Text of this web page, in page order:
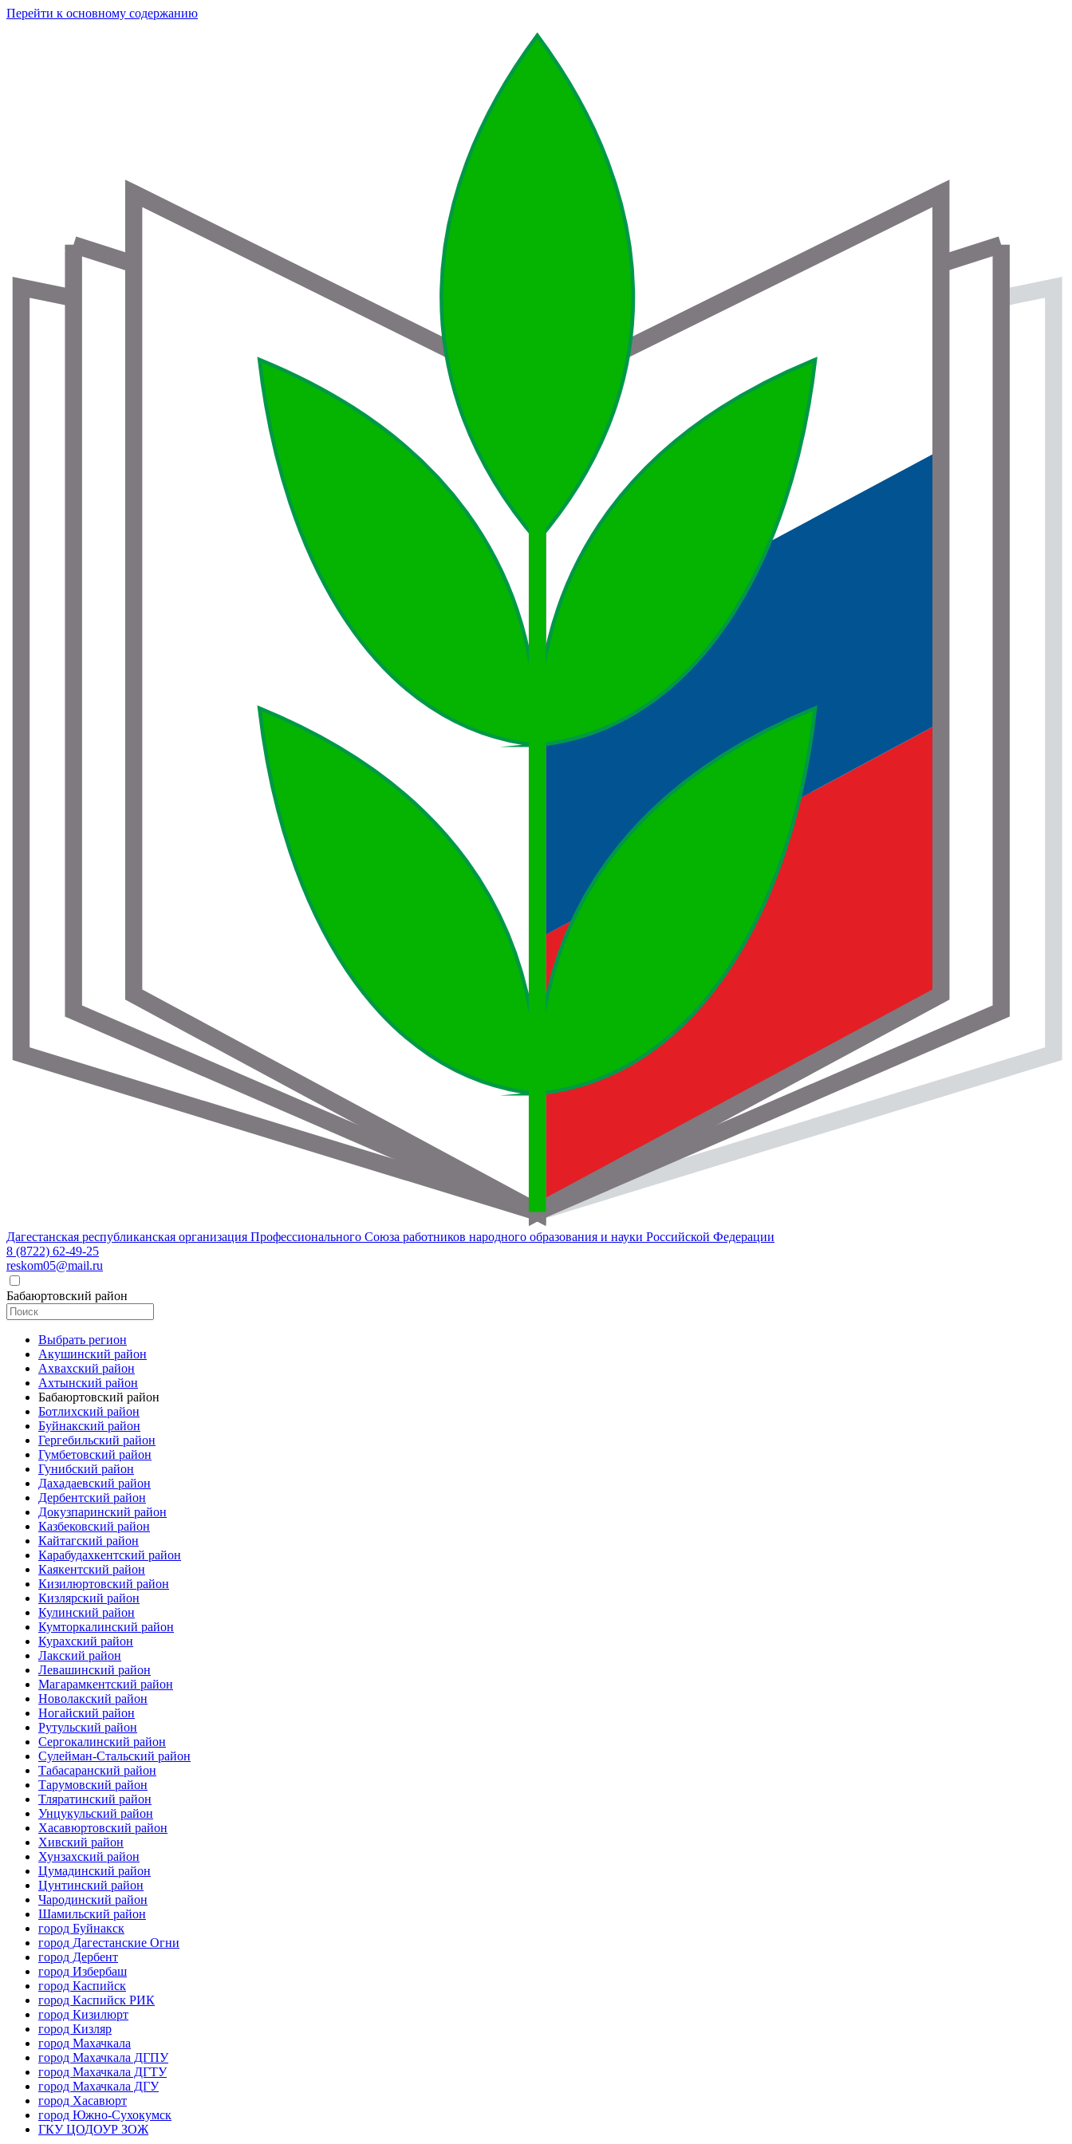
Перейти к основному содержанию
Дагестанская республиканская организация Профессионального Союза работников народного образования и науки Российской Федерации
8 (8722) 62-49-25
reskom05@mail.ru
Бабаюртовский район
Выбрать регион
Акушинский район
Ахвахский район
Ахтынский район
Бабаюртовский район
Ботлихский район
Буйнакский район
Гергебильский район
Гумбетовский район
Гунибский район
Дахадаевский район
Дербентский район
Докузпаринский район
Казбековский район
Кайтагский район
Карабудахкентский район
Каякентский район
Кизилюртовский район
Кизлярский район
Кулинский район
Кумторкалинский район
Курахский район
Лакский район
Левашинский район
Магарамкентский район
Новолакский район
Ногайский район
Рутульский район
Сергокалинский район
Сулейман-Стальский район
Табасаранский район
Тарумовский район
Тляратинский район
Унцукульский район
Хасавюртовский район
Хивский район
Хунзахский район
Цумадинский район
Цунтинский район
Чародинский район
Шамильский район
город Буйнакск
город Дагестанские Огни
город Дербент
город Избербаш
город Каспийск
город Каспийск РИК
город Кизилюрт
город Кизляр
город Махачкала
город Махачкала ДГПУ
город Махачкала ДГТУ
город Махачкала ДГУ
город Хасавюрт
город Южно-Сухокумск
ГКУ ЦОДОУР ЗОЖ